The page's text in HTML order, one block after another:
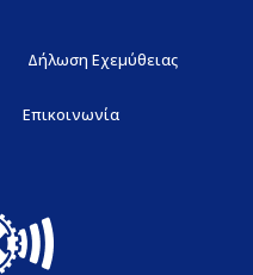
Δήλωση Εχεμύθειας
Επικοινωνία